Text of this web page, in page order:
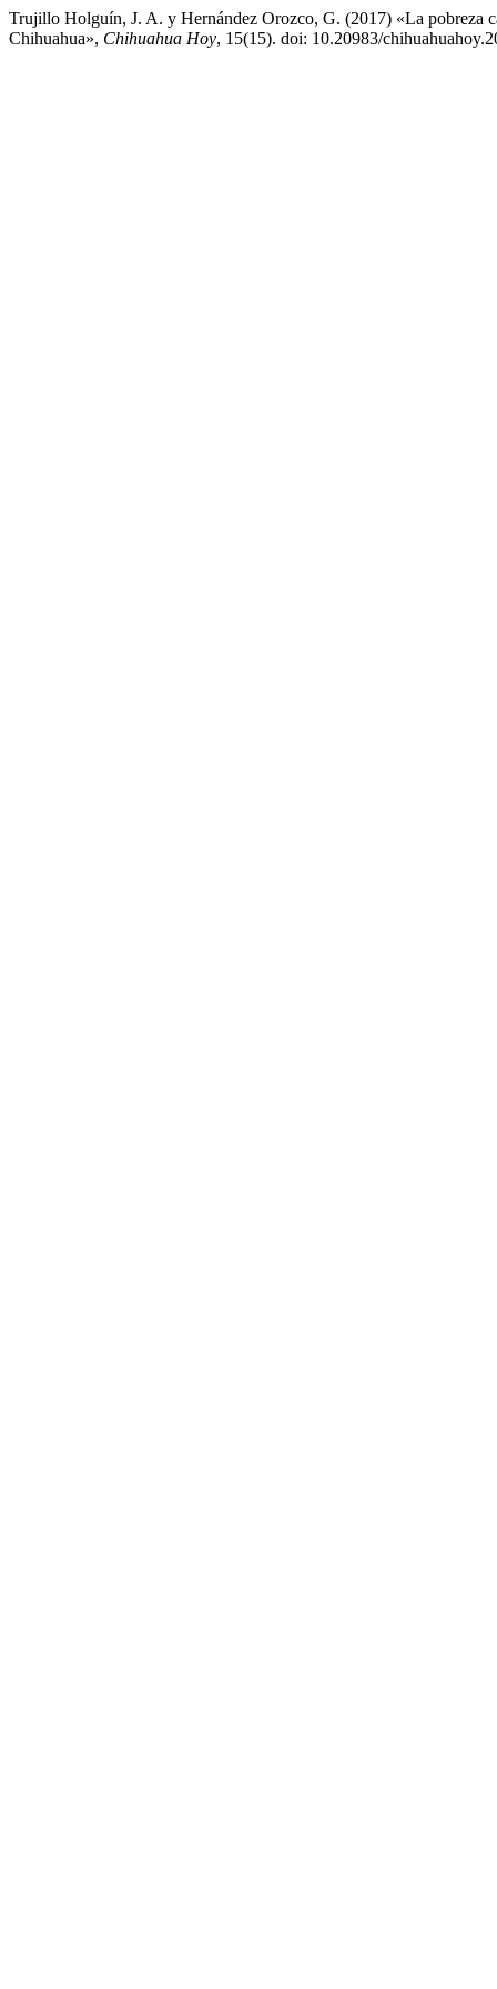
Trujillo Holguín, J. A. y Hernández Orozco, G. (2017) «La pobreza
Chihuahua», Chihuahua Hoy, 15(15). doi: 10.20983/